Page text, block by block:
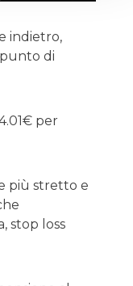
indietro,
di
per
più stretto e
stop loss